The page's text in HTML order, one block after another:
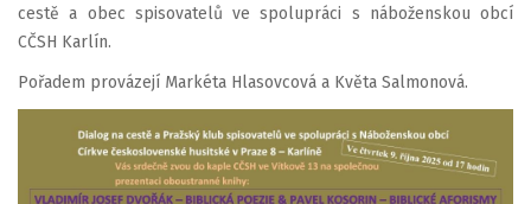
cestě a obec spisovatelů ve spolupráci s náboženskou obcí
CČSH Karlín.
Pořadem provázejí Markéta Hlasovcová a Květa Salmonová.